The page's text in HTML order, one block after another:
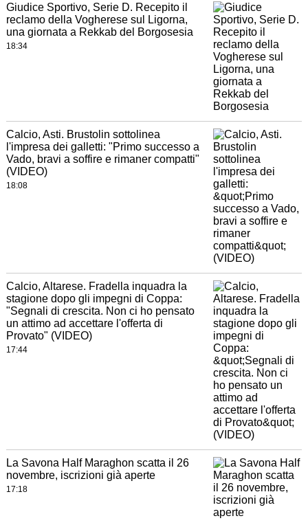
Giudice Sportivo, Serie D. Recepito il
reclamo della Vogherese sul Ligorna,
una giornata a Rekkab del Borgosesia
18:34
Calcio, Asti. Brustolin sottolinea
l'impresa dei galletti: "Primo successo a
Vado, bravi a soffire e rimaner compatti"
(VIDEO)
18:08
Calcio, Altarese. Fradella inquadra la
stagione dopo gli impegni di Coppa:
"Segnali di crescita. Non ci ho pensato
un attimo ad accettare l'offerta di
Provato" (VIDEO)
17:44
La Savona Half Maraghon scatta il 26
novembre, iscrizioni già aperte
17:18